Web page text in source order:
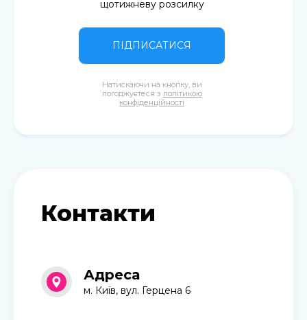
щотижневу розсилку
ПІДПИСАТИСЯ
Натискаючи на кнопку, ви
погоджуєтеся з політикою
конфіденційності
Контакти
Адреса
м. Київ, вул. Герцена 6